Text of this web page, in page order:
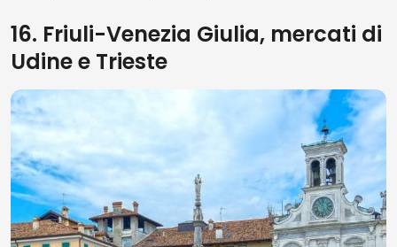
16. Friuli-Venezia Giulia, mercati di
Udine e Trieste